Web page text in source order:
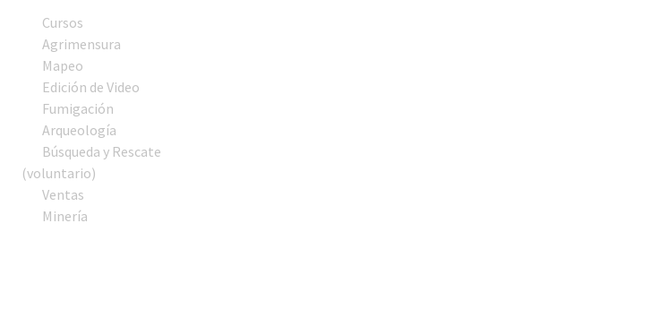
Cursos
Agrimensura
Mapeo
Edición de Video
Fumigación
Arqueología
Búsqueda y Rescate
(voluntario)
Ventas
Minería